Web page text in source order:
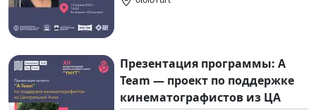
Презентация программы: A
Team — проект по поддержке
кинематографистов из ЦА